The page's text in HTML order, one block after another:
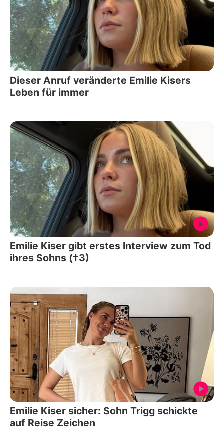
Dieser Anruf veränderte Emilie Kisers
Leben für immer
Emilie Kiser gibt erstes Interview zum Tod
ihres Sohns (†3)
Emilie Kiser sicher: Sohn Trigg schickte
auf Reise Zeichen